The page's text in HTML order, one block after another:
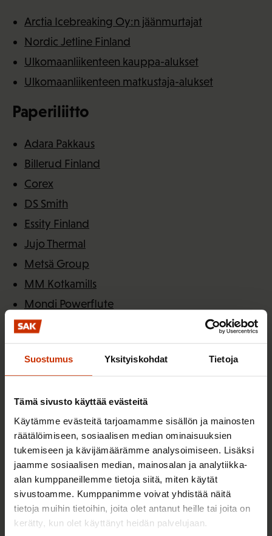
Suostumus Yksityiskohdat Tietoja
Tämä sivusto käyttää evästeitä
Käytämme evästeitä tarjoamamme sisällön ja mainosten
räätälöimiseen, sosiaalisen median ominaisuuksien
tukemiseen ja kävijämäärämme analysoimiseen. Lisäksi
jaamme sosiaalisen median, mainosalan ja analytiikka-
alan kumppaneillemme tietoja siitä, miten käytät
sivustoamme. Kumppanimme voivat yhdistää näitä
tietoja muihin tietoihin, joita olet antanut heille tai joita on
kerätty, kun olet käyttänyt heidän palvelujaan.
Arctia Icebreaking Oy:n jäänmurtajat
Nordic Jetline Finland
Ulkomaanliikenteen kauppa-alukset
Ulkomaanliikenteen matkustaja-alukset
Paperiliitto
Adara Pakkaus
Billerud Finland
Corex
DS Smith
Essity Finland
Jujo Thermal
Metsä Group
MM Kotkamills
Mondi Powerflute
Nouryon Chemicals Finland
Nouryon Finland
Pahvin- ja paperinjalostajat
Sappi Finland
Schaefer Kalk Finland
Stora Enso
Tervakoski
UPM Biofuels
UPM Communication Papers
UPM Raflatac